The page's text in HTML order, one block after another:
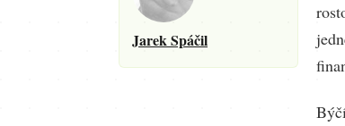
Jarek Spáčil